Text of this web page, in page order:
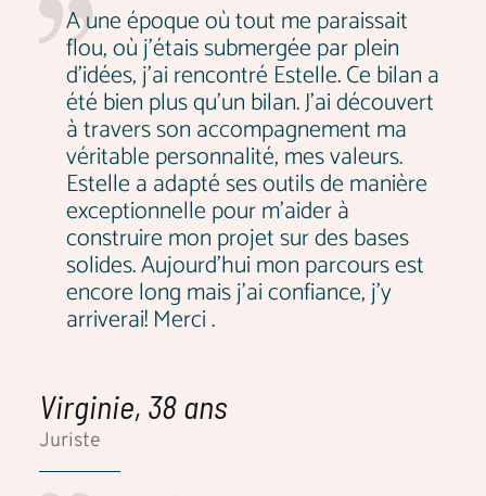
A une époque où tout me paraissait
flou, où j'étais submergée par plein
d'idées, j'ai rencontré Estelle. Ce bilan a
été bien plus qu'un bilan. J'ai découvert
à travers son accompagnement ma
véritable personnalité, mes valeurs.
Estelle a adapté ses outils de manière
exceptionnelle pour m'aider à
construire mon projet sur des bases
solides. Aujourd'hui mon parcours est
encore long mais j'ai confiance, j'y
arriverai! Merci .
Virginie, 38 ans
Juriste